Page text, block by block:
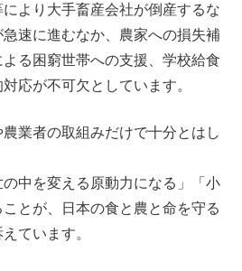
より大手畜産会社が倒産するな
速に進むなか、農家への損失補
る困窮世帯への支援、学校給食
応が不可欠としています。
業者の取組みだけで十分とはし
中を変える原動力になる」「小
とが、日本の食と農と命を守る
ています。